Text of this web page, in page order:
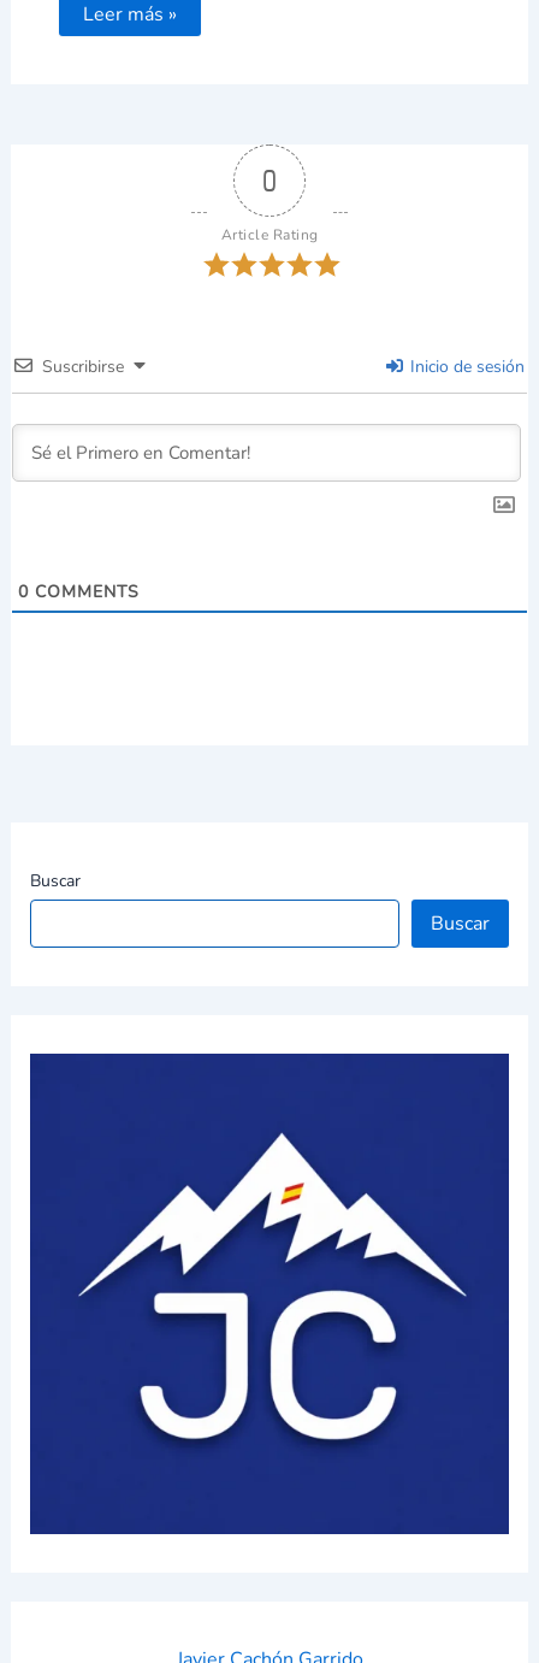
Leer más »
0
Article Rating
Suscribirse Inicio de sesión
0COMMENTS
Buscar
Buscar